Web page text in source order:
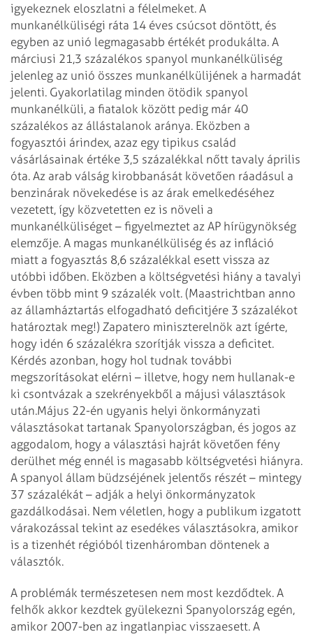
igyekeznek eloszlatni a félelmeket. A
munkanélküliségi ráta 14 éves csúcsot döntött, és
egyben az unió legmagasabb értékét produkálta. A
márciusi 21,3 százalékos spanyol munkanélküliség
jelenleg az unió összes munkanélkülijének a harmadát
jelenti. Gyakorlatilag minden ötödik spanyol
munkanélküli, a fiatalok között pedig már 40
százalékos az állástalanok aránya. Eközben a
fogyasztói árindex, azaz egy tipikus család
vásárlásainak értéke 3,5 százalékkal nőtt tavaly április
óta. Az arab válság kirobbanását követően ráadásul a
benzinárak növekedése is az árak emelkedéséhez
vezetett, így közvetetten ez is növeli a
munkanélküliséget – figyelmeztet az AP hírügynökség
elemzője. A magas munkanélküliség és az infláció
miatt a fogyasztás 8,6 százalékkal esett vissza az
utóbbi időben. Eközben a költségvetési hiány a tavalyi
évben több mint 9 százalék volt. (Maastrichtban anno
az államháztartás elfogadható deficitjére 3 százalékot
határoztak meg!) Zapatero miniszterelnök azt ígérte,
hogy idén 6 százalékra szorítják vissza a deficitet.
Kérdés azonban, hogy hol tudnak további
megszorításokat elérni – illetve, hogy nem hullanak-e
ki csontvázak a szekrényekből a májusi választások
után.Május 22-én ugyanis helyi önkormányzati
választásokat tartanak Spanyolországban, és jogos az
aggodalom, hogy a választási hajrát követően fény
derülhet még ennél is magasabb költségvetési hiányra.
A spanyol állam büdzséjének jelentős részét – mintegy
37 százalékát – adják a helyi önkormányzatok
gazdálkodásai. Nem véletlen, hogy a publikum izgatott
várakozással tekint az esedékes választásokra, amikor
is a tizenhét régióból tizenháromban döntenek a
választók.
A problémák természetesen nem most kezdődtek. A
felhők akkor kezdtek gyülekezni Spanyolország egén,
amikor 2007-ben az ingatlanpiac visszaesett. A